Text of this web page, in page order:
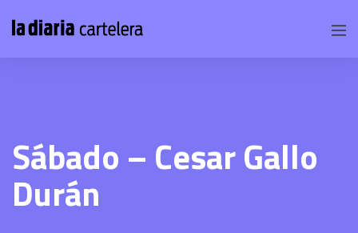
Sábado – Cesar Gallo
Durán